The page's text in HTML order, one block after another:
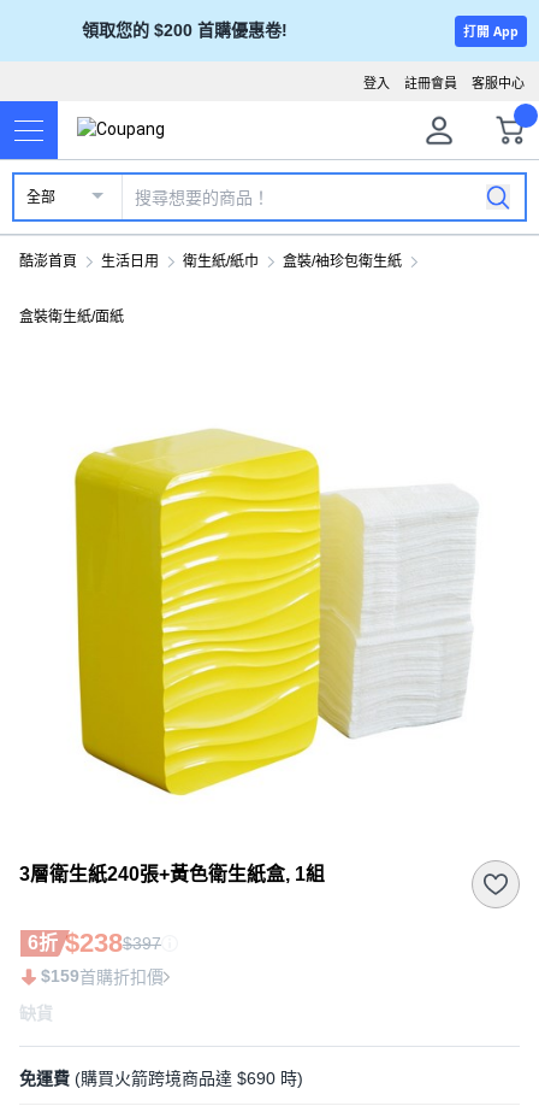
領取您的 $200 首購優惠卷! 打開 App
客服中心
註冊會員
登入
全部
酷澎首頁 生活日用 衛生紙/紙巾 盒裝/袖珍包衛生紙
盒裝衛生紙/面紙
3層衛生紙240張+黃色衛生紙盒, 1組
6折 $238$397
$159首購折扣價
缺貨
免運費 (購買火箭跨境商品達 $690 時)